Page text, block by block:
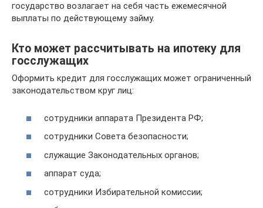
государство возлагает на себя часть ежемесячной
выплаты по действующему займу.
Кто может рассчитывать на ипотеку для
госслужащих
Оформить кредит для госслужащих может ограниченный
законодательством круг лиц:
сотрудники аппарата Президента РФ;
сотрудники Совета безопасности;
служащие Законодательных органов;
аппарат суда;
сотрудники Избирательной комиссии;